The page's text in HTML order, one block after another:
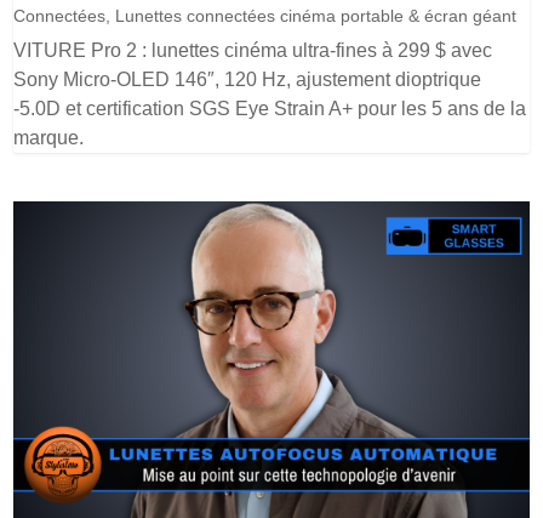
Connectées Lunettes connectées cinéma portable & écran géant
VITURE Pro 2 : lunettes cinéma ultra-fines à 299 $ avec
Sony Micro-OLED 146″, 120 Hz, ajustement dioptrique
-5.0D et certification SGS Eye Strain A+ pour les 5 ans de la
marque.